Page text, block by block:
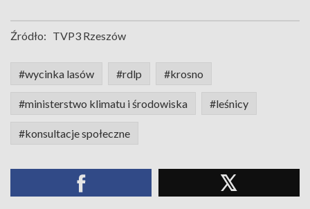
Źródło: TVP3 Rzeszów
#wycinka lasów #rdlp #krosno
#ministerstwo klimatu i środowiska #leśnicy
#konsultacje społeczne